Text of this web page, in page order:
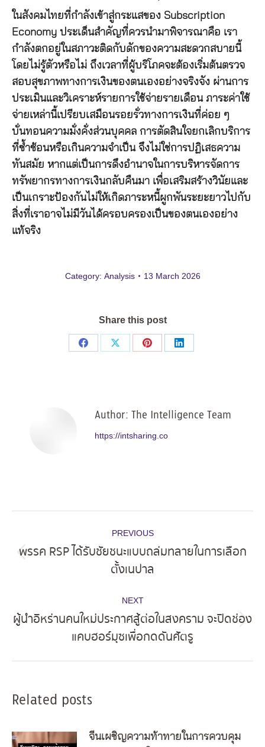
ในสังคมไทยที่กำลังเข้าสู่กระแสของ Subscription
Economy ประเด็นสำคัญที่ควรนำมาพิจารณาคือ เรา
กำลังตกอยู่ในสภาวะติดกับดักของความสะดวกสบายนี้
โดยไม่รู้ตัวหรือไม่ ถึงเวลาที่ผู้บริโภคจะต้องเริ่มต้นตรวจ
สอบสุขภาพทางการเงินของตนเองอย่างจริงจัง ผ่านการ
ประเมินและวิเคราะห์รายการใช้จ่ายรายเดือน ภาระค่าใช้
จ่ายเหล่านี้เปรียบเสมือนรอยรั่วทางการเงินที่ค่อย ๆ
บั่นทอนความมั่งคั่งส่วนบุคคล การตัดสินใจยกเลิกบริการ
ที่ซ้ำซ้อนหรือเกินความจำเป็น จึงไม่ใช่การปฏิเสธความ
ทันสมัย หากแต่เป็นการดึงอำนาจในการบริหารจัดการ
ทรัพยากรทางการเงินกลับคืนมา เพื่อเสริมสร้างวินัยและ
เป็นเกราะป้องกันไม่ให้เกิดภาระหนี้ผูกพันระยะยาวไปกับ
สิ่งที่เราอาจไม่มีวันได้ครอบครองเป็นของตนเองอย่าง
แท้จริง
Category: Analysis 13 March 2026
Share this post
Share
Share
Share
Share
Author: The Intelligence Team
https://intsharing.co
navigation
PREVIOUS
post:
พรรค RSP ได้รับชัยชนะแบบถล่มทลายในการเลือก
ตั้งเนปาล
NEXT
Next
post:
ผู้นำอิหร่านคนใหม่ประกาศสู้ต่อในสงคราม จะปิดช่อง
แคบฮอร์มุซเพื่อกดดันศัตรู
Related posts
จีนเผชิญความท้าทายในการควบคุม